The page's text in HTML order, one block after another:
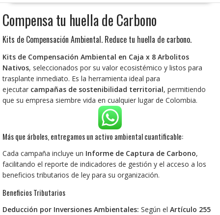
Compensa tu huella de Carbono
Kits de Compensación Ambiental. Reduce tu huella de carbono.
Kits de Compensación Ambiental en Caja x 8 Arbolitos
Nativos, seleccionados por su valor ecosistémico y listos para
trasplante inmediato. Es la herramienta ideal para
ejecutar campañas de sostenibilidad territorial, permitiendo
que su empresa siembre vida en cualquier lugar de Colombia.
Más que árboles, entregamos un activo ambiental cuantificable:
Cada campaña incluye un Informe de Captura de Carbono,
facilitando el reporte de indicadores de gestión y el acceso a los
beneficios tributarios de ley para su organización.
Beneficios Tributarios
Deducción por Inversiones Ambientales: Según el Artículo 255